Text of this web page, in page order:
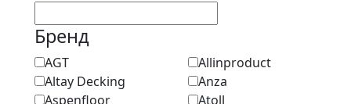
Бренд
AGT
Allinproduct
Altay Decking
Anza
Aspenfloor
Atoll